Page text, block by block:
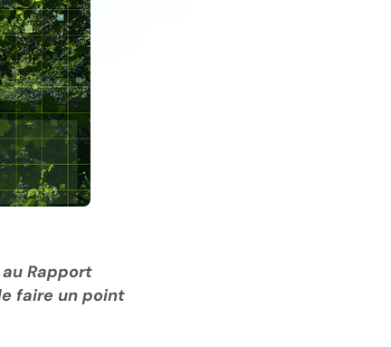
Rapport
faire un point